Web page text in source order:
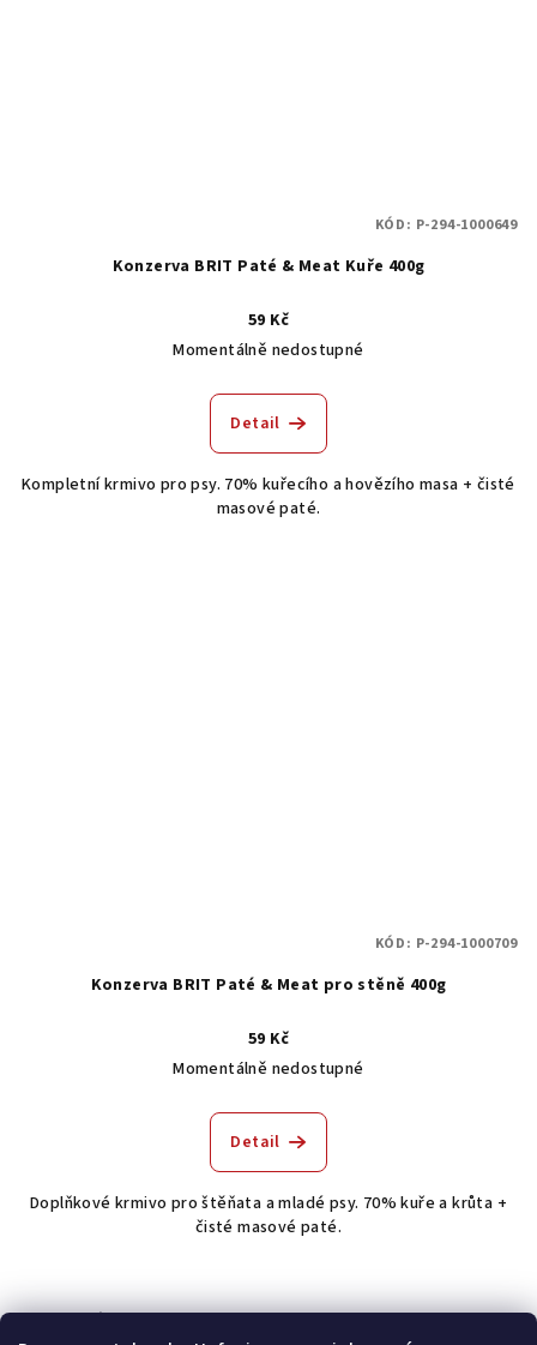
Konzerva BRIT Paté & Meat Kuře 400g
59 Kč
Momentálně nedostupné
Detail
Kompletní krmivo pro psy. 70% kuřecího a hovězího masa + čisté
masové paté.
KÓD: P-294-1000649
Konzerva BRIT Paté & Meat pro stěně 400g
59 Kč
Momentálně nedostupné
Detail
Doplňkové krmivo pro štěňata a mladé psy. 70% kuře a krůta +
čisté masové paté.
KÓD: P-294-1000709
Odebírat newsletter